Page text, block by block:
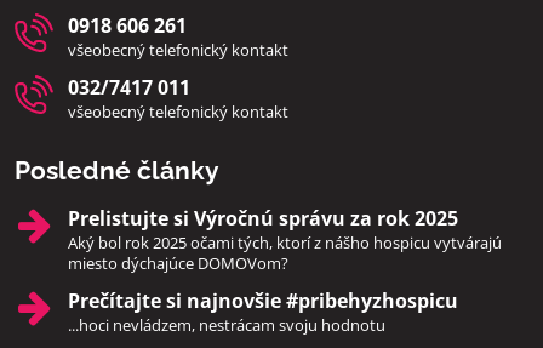
0918 606 261
všeobecný telefonický kontakt
032/7417 011
všeobecný telefonický kontakt
Posledné články
Prelistujte si Výročnú správu za rok 2025
Aký bol rok 2025 očami tých, ktorí z nášho hospicu vytvárajú
miesto dýchajúce DOMOVom?
Prečítajte si najnovšie #pribehyzhospicu
...hoci nevládzem, nestrácam svoju hodnotu